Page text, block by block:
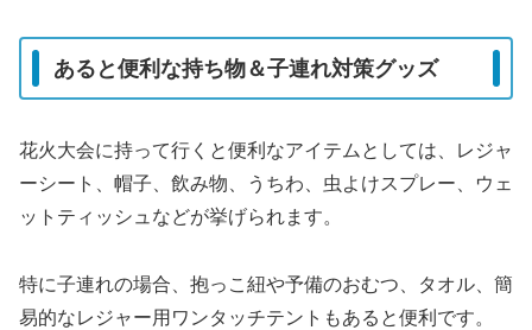
あると便利な持ち物＆子連れ対策グッズ
花火大会に持って行くと便利なアイテムとしては、レジャ
ーシート、帽子、飲み物、うちわ、虫よけスプレー、ウェ
ットティッシュなどが挙げられます。
特に子連れの場合、抱っこ紐や予備のおむつ、タオル、簡
易的なレジャー用ワンタッチテントもあると便利です。